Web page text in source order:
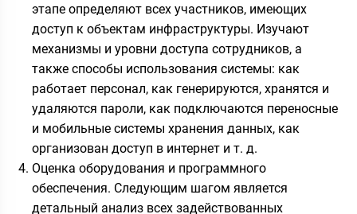
этапе определяют всех участников, имеющих
доступ к объектам инфраструктуры. Изучают
механизмы и уровни доступа сотрудников, а
также способы использования системы: как
работает персонал, как генерируются, хранятся и
удаляются пароли, как подключаются переносные
и мобильные системы хранения данных, как
организован доступ в интернет и т. д.
Оценка оборудования и программного
обеспечения. Следующим шагом является
детальный анализ всех задействованных